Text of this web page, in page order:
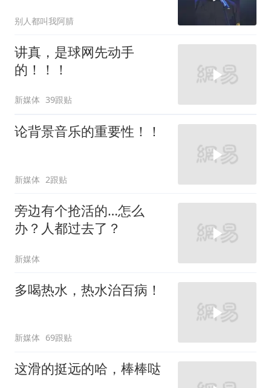
别人都叫我阿腈
讲真，是球网先动手
的！！！
新媒体 39跟贴
论背景音乐的重要性！！
新媒体 2跟贴
旁边有个抢活的…怎么
办？人都过去了？
新媒体
多喝热水，热水治百病！
新媒体 69跟贴
这滑的挺远的哈，棒棒哒